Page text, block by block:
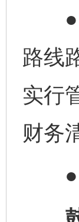
●
路线
实行
财务
●